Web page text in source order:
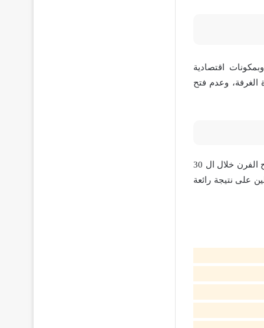
اقتصادية
وعدم فتح
سر نجاح وصفة كيكة التمر وأي نوع من الكيك هو أن تكون المكونات بحرارة الغرفة، وعدم فتح الفرن خلال ال 30
على نتيجة رائعة